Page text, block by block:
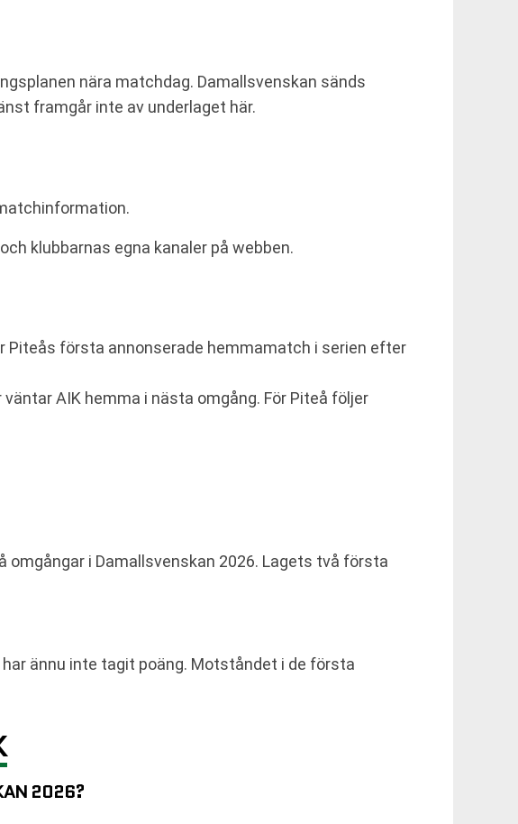
nära matchdag. Damallsvenskan sänds
framgår inte av underlaget här.
klubbarnas egna kanaler på webben.
Piteås första annonserade hemmamatch i serien efter
AIK hemma i nästa omgång. För Piteå följer
i Damallsvenskan 2026. Lagets två första
ännu inte tagit poäng. Motståndet i de första
2026?